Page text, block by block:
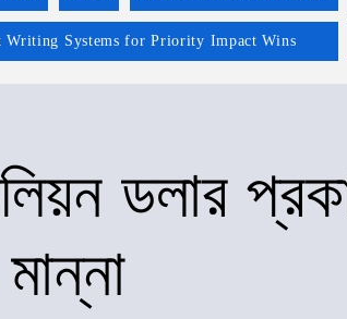
Writing Systems for Priority Impact Wins
ডলার